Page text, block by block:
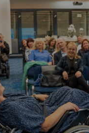
apsauga
duomenų apsauga